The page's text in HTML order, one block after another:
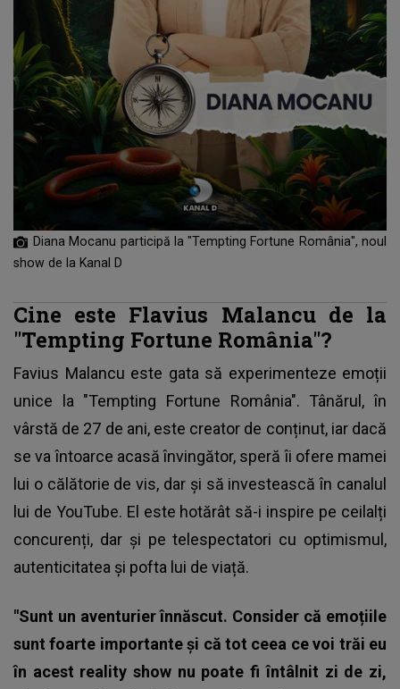
Diana Mocanu participă la "Tempting Fortune România", noul
show de la Kanal D
Cine este Flavius Malancu de la
"Tempting Fortune România"?
Favius Malancu este gata să experimenteze emoții
unice la "Tempting Fortune România". Tânărul, în
vârstă de 27 de ani, este creator de conținut, iar dacă
se va întoarce acasă învingător, speră îi ofere mamei
lui o călătorie de vis, dar și să investească în canalul
lui de YouTube. El este hotărât să-i inspire pe ceilalți
concurenți, dar și pe telespectatori cu optimismul,
autenticitatea și pofta lui de viață.
"Sunt un aventurier înnăscut. Consider că emoțiile
sunt foarte importante și că tot ceea ce voi trăi eu
în acest reality show nu poate fi întâlnit zi de zi,